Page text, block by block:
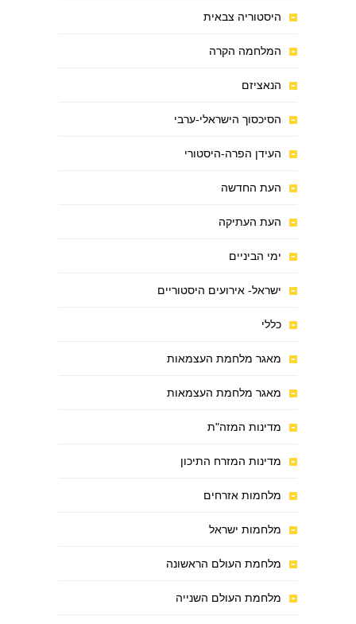
היסטוריה צבאית
המלחמה הקרה
הנאציזם
הסיכסוך הישראלי-ערבי
העידן הפרה-היסטורי
העת החדשה
העת העתיקה
ימי הביניים
ישראל- אירועים היסטוריים
כללי
מאגר מלחמת העצמאות
מאגר מלחמת העצמאות
מדינות המזה"ת
מדינות המזרח התיכון
מלחמות אזרחים
מלחמות ישראל
מלחמת העולם הראשונה
מלחמת העולם השנייה